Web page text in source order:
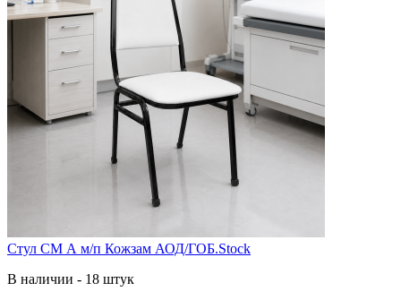
Стул СМ А м/п Кожзам АОД/ГОБ.Stock
В наличии - 18 штук